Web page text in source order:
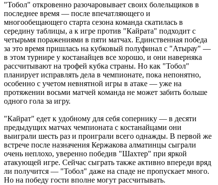
"Тобол" откровенно разочаровывает своих болельщиков в
последнее время ― после впечатляющего и
многообещающего старта сезона команда скатилась в
середину таблицы, а к игре против "Кайрата" подходит с
четырьмя поражениями в пяти матчах. Единственная победа
за это время пришлась на кубковый полуфинал с "Атырау" ―
в этом турнире у костанайцев все хорошо, и они наверняка
рассчитывают на трофей кубка страны. Но как "Тобол"
планирует исправлять дела в чемпионате, пока непонятно,
особенно с учетом невнятной игры в атаке ― уже на
протяжении восьми матчей команда не может забить больше
одного гола за игру.
"Кайрат" едет к удобному для себя сопернику ― в десяти
предыдущих матчах чемпионата с костанайцами они
выиграли шесть раз и проиграли всего однажды. В первой же
встрече после назначения Кержакова алматинцы сыграли
очень неплохо, уверенно победив "Шахтер" при яркой
атакующей игре. Сейчас сыграть также активно впереди вряд
ли получится ― "Тобол" даже на спаде не пропускает много.
Но на победу гости вполне могут рассчитывать.